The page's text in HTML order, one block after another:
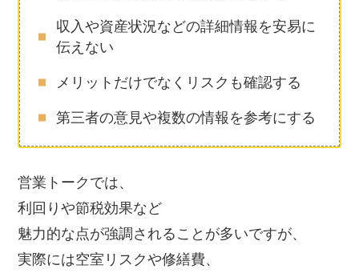
収入や資産状況などの詳細情報を安易に
伝えない
メリットだけでなくリスクも確認する
第三者の意見や複数の情報を参考にする
営業トークでは、
利回りや節税効果など
魅力的な点が強調されることが多いですが、
実際には空室リスクや修繕費、